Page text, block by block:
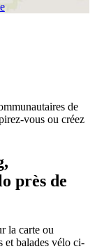
de
vous ou créez
près de
la carte ou
et balades vélo ci-